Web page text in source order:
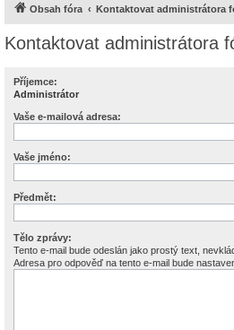
Obsah fóra Kontaktovat administrátora
Kontaktovat administrátora
Příjemce:
Administrátor
Vaše e-mailová adresa:
Vaše jméno:
Předmět:
Tělo zprávy:
Tento e-mail bude odeslán jako prostý text,
Adresa pro odpověď na tento e-mail bude